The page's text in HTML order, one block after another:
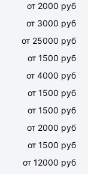
от 2000 руб
от 3000 руб
от 25000 руб
от 1500 руб
от 4000 руб
от 1500 руб
от 1500 руб
от 2000 руб
от 1500 руб
от 12000 руб